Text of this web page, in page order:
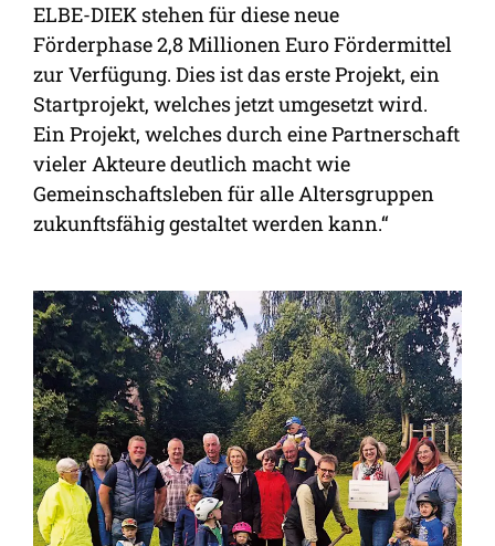
ELBE-DIEK stehen für diese neue
Förderphase 2,8 Millionen Euro Fördermittel
zur Verfügung. Dies ist das erste Projekt, ein
Startprojekt, welches jetzt umgesetzt wird.
Ein Projekt, welches durch eine Partnerschaft
vieler Akteure deutlich macht wie
Gemeinschaftsleben für alle Altersgruppen
zukunftsfähig gestaltet werden kann.“